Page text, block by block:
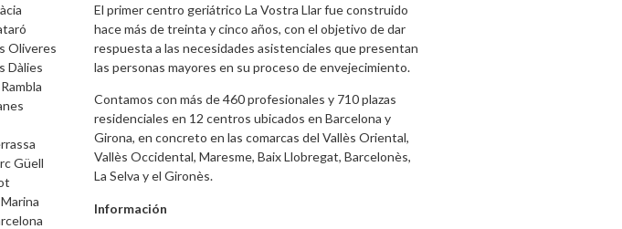
Oliveres
Dàlies
Güell
El primer centro geriátrico La Vostra Llar fue construido
hace más de treinta y cinco años, con el objetivo de dar
respuesta a las necesidades asistenciales que presentan
las personas mayores en su proceso de envejecimiento.
Contamos con más de 460 profesionales y 710 plazas
residenciales en 12 centros ubicados en Barcelona y
Girona, en concreto en las comarcas del Vallès Oriental,
Vallès Occidental, Maresme, Baix Llobregat, Barcelonès,
La Selva y el Gironès.
Información